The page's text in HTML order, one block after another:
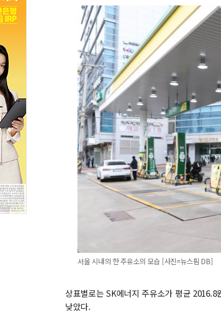
서울 시내의 한 주유소의 모습 [사진=뉴스핌 DB]
상표별로는 SK에너지 주유소가 평균
낮았다.